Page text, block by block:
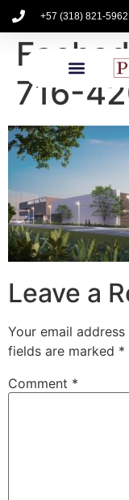
+57 (318) 821-5962
716-
Leave a
Your email
fields are marked *
Comment *